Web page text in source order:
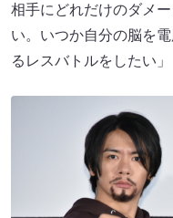
相手にどれだけのダメ
い。いつか自分の脳を
るレスバトルをしたい」